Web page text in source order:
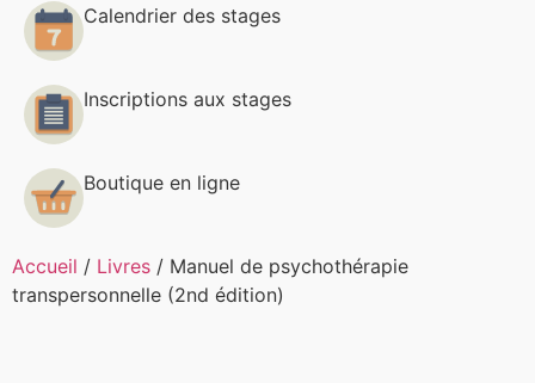
Calendrier des stages
Inscriptions aux stages
Boutique en ligne
Accueil / Livres / Manuel de psychothérapie
transpersonnelle (2nd édition)